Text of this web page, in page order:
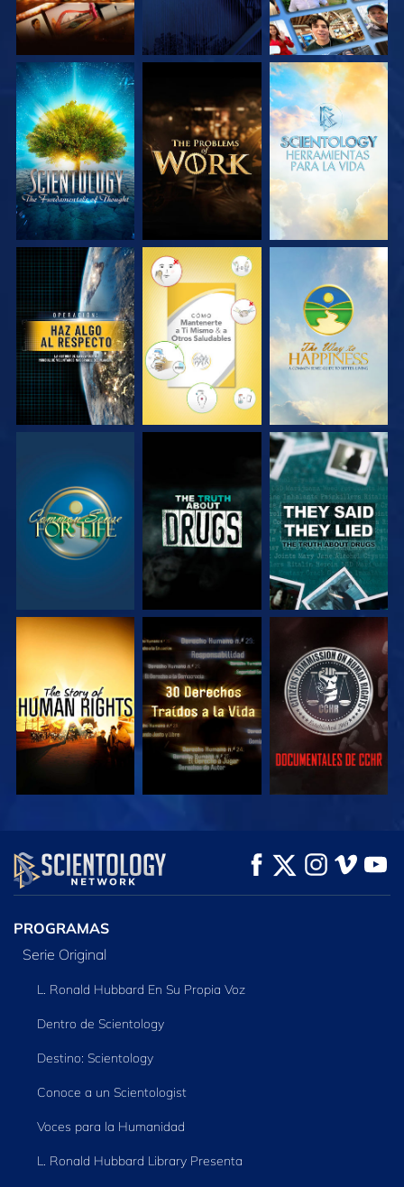
EXPLORA LAS
SERIES
EXPLORA LAS
SERIES
EXPLORA LAS
SERIES
VE VE VE
VE VE
VE VE VE
VE
EXPLORA LAS
SERIES
PROGRAMAS
Serie Original
L. Ronald Hubbard En Su Propia Voz
Dentro de Scientology
Destino: Scientology
Conoce a un Scientologist
Voces para la Humanidad
L. Ronald Hubbard Library Presenta